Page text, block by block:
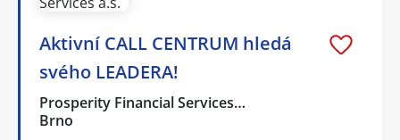
Aktivní CALL CENTRUM hledá
svého LEADERA!
Prosperity Financial Services…
Brno